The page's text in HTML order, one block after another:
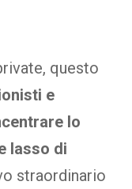
questo
e
lo
lasso di
straordinario